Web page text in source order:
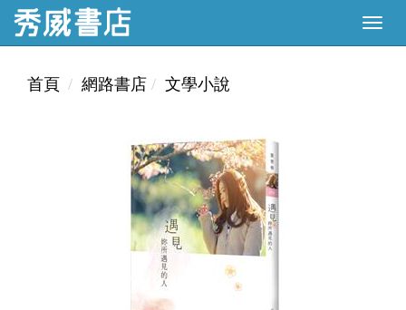
首頁 網路書店 文學小說